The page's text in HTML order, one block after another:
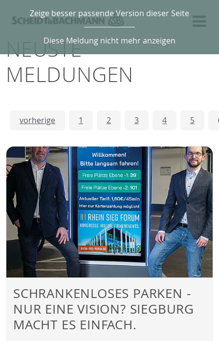
Zeige besser passende Version dieser Seite
Diese Meldung nicht mehr anzeigen
NEUSTE
MELDUNGEN
vorherige 1 2 3 4 5
SCHRANKENLOSES PARKEN -
NUR EINE VISION? SIEGBURG
MACHT ES EINFACH.